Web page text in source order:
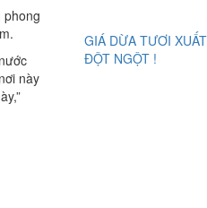
phong
này
GIÁ DỪA TƯƠI
ĐỘT NGỘT !